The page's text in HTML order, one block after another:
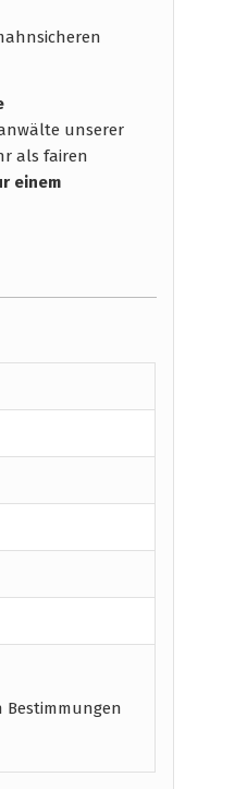
unserer
als fairen
einem
Bestimmungen